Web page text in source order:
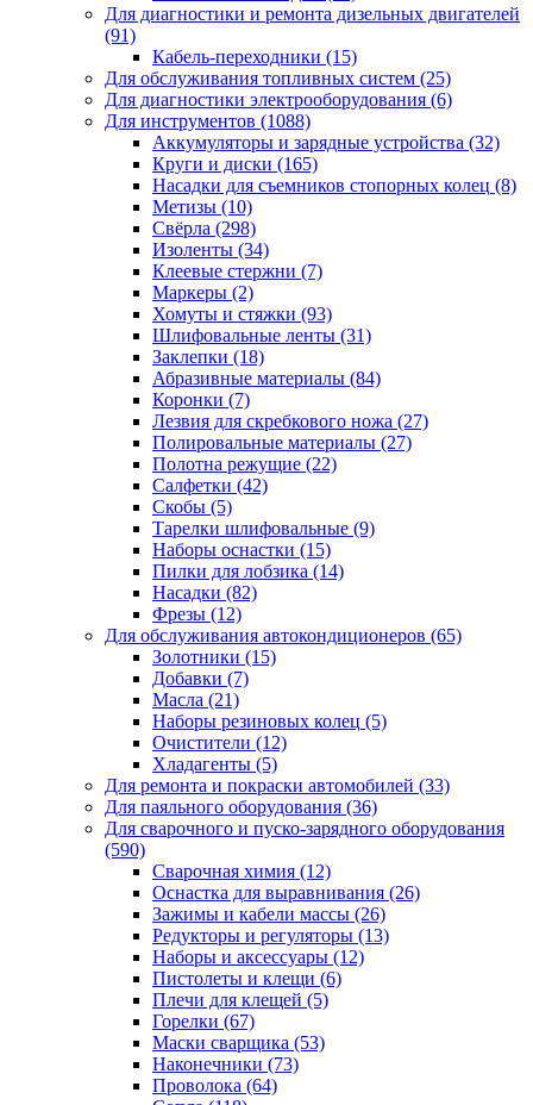
Для диагностики и ремонта дизельных двигателей
(91)
Кабель-переходники (15)
Для обслуживания топливных систем (25)
Для диагностики электрооборудования (6)
Для инструментов (1088)
Аккумуляторы и зарядные устройства (32)
Круги и диски (165)
Насадки для съемников стопорных колец (8)
Метизы (10)
Свёрла (298)
Изоленты (34)
Клеевые стержни (7)
Маркеры (2)
Хомуты и стяжки (93)
Шлифовальные ленты (31)
Заклепки (18)
Абразивные материалы (84)
Коронки (7)
Лезвия для скребкового ножа (27)
Полировальные материалы (27)
Полотна режущие (22)
Салфетки (42)
Скобы (5)
Тарелки шлифовальные (9)
Наборы оснастки (15)
Пилки для лобзика (14)
Насадки (82)
Фрезы (12)
Для обслуживания автокондиционеров (65)
Золотники (15)
Добавки (7)
Масла (21)
Наборы резиновых колец (5)
Очистители (12)
Хладагенты (5)
Для ремонта и покраски автомобилей (33)
Для паяльного оборудования (36)
Для сварочного и пуско-зарядного оборудования
(590)
Сварочная химия (12)
Оснастка для выравнивания (26)
Зажимы и кабели массы (26)
Редукторы и регуляторы (13)
Наборы и аксессуары (12)
Пистолеты и клещи (6)
Плечи для клещей (5)
Горелки (67)
Маски сварщика (53)
Наконечники (73)
Проволока (64)